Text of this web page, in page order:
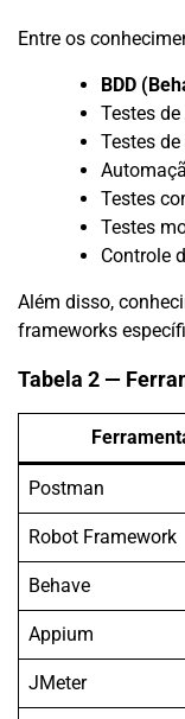
Entre os
BDD
Testes de
Testes de
Testes
Testes
Controle
Além disso,
frameworks
Tabela 2 —
Postman
Robot Framework
Behave
Appium
JMeter